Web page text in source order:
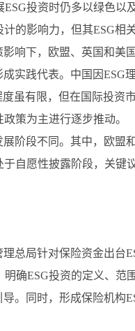
投资时仍多以绿色以
的影响力，但其ESG相
响下，欧盟、英国和美
实践代表。中国因ESG
虽有限，但在国际投资
策为主进行逐步推动。
阶段不同。其中，欧盟
自愿性披露阶段，关键
总局针对保险资金出台
确ESG投资的定义、范
。同时，形成保险机构